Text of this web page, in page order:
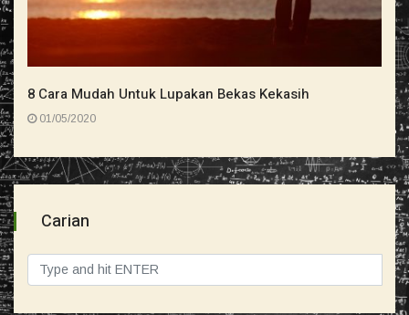
8 Cara Mudah Untuk Lupakan Bekas Kekasih
01/05/2020
Carian